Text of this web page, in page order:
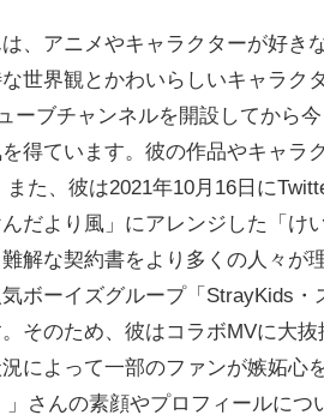
は、アニメやキャラクターが好き
世界観とかわいらしいキャラク
ーブチャンネルを開設してから
得ています。彼の作品やキャラ
また、彼は2021年10月16日に
だより風」にアレンジした「け
解な契約書をより多くの人々が
ボーイズグループ「StrayKids・
そのため、彼はコラボMVに大
によって一部のファンが嫉妬心
」さんの素顔やプロフィールに